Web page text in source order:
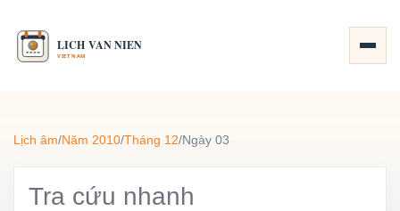
Lịch âm/Năm 2010/Tháng 12/Ngày 03
Tra cứu nhanh